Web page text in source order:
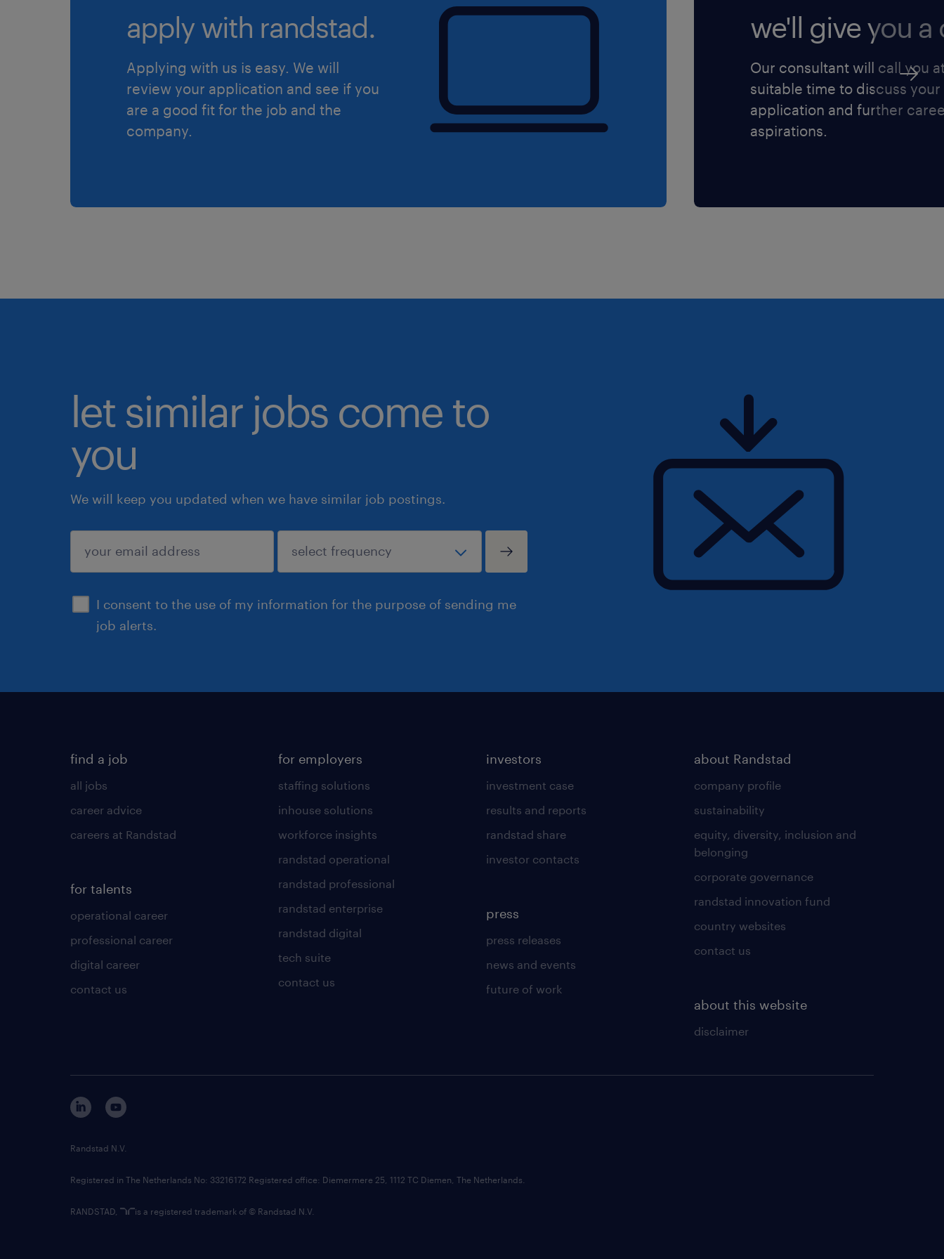
apply with randstad.
Applying with us is easy. We will
review your application and see if you
are a good fit for the job and the
company.
we'll give you a
Our consultant will call you
suitable time to discuss your
application and further
aspirations.
let similar jobs come to
you
We will keep you updated when we have similar job postings.
I consent to the use of my information for the purpose of sending me
job alerts.
submit
find a job
all jobs
career advice
careers at Randstad
for talents
operational career
professional career
digital career
contact us
for employers
staffing solutions
inhouse solutions
workforce insights
randstad operational
randstad professional
randstad enterprise
randstad digital
tech suite
contact us
investors
investment case
results and reports
randstad share
investor contacts
press
press releases
news and events
future of work
about Randstad
company profile
sustainability
equity, diversity, inclusion and
belonging
corporate governance
randstad innovation fund
country websites
contact us
about this website
disclaimer
Randstad N.V.
Registered in The Netherlands No: 33216172 Registered office: Diemermere 25, 1112 TC Diemen, The Netherlands.
RANDSTAD, is a registered trademark of © Randstad N.V.